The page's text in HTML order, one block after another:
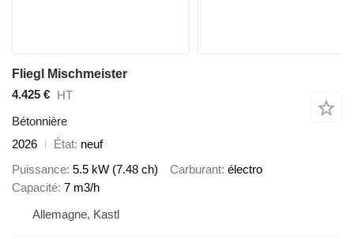
Fliegl Mischmeister
4.425 € HT
Bétonnière
2026
État neuf
Puissance 5.5 kW (7.48 ch) Carburant électro
Capacité 7 m3/h
Allemagne, Kastl